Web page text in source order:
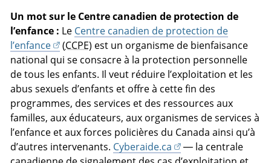
Un mot sur le Centre canadien de protection de
l’enfance : Le Centre canadien de protection de
l’enfance
(CCPE) est un organisme de bienfaisance
national qui se consacre à la protection personnelle
de tous les enfants. Il veut réduire l’exploitation et les
abus sexuels d’enfants et offre à cette fin des
programmes, des services et des ressources aux
familles, aux éducateurs, aux organismes de services à
l’enfance et aux forces policières du Canada ainsi qu’à
d’autres intervenants. Cyberaide.ca
— la centrale